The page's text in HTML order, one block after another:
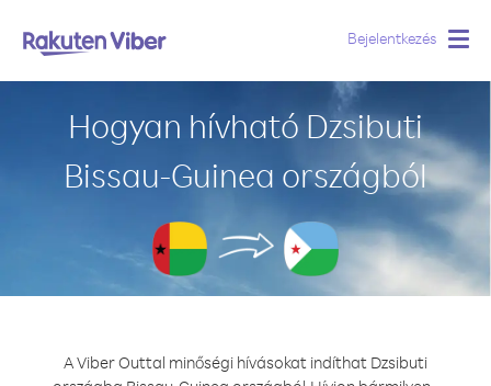
Bejelentkezés
Hogyan hívható Dzsibuti
Bissau-Guinea országból
A Viber Outtal minőségi hívásokat indíthat Dzsibuti